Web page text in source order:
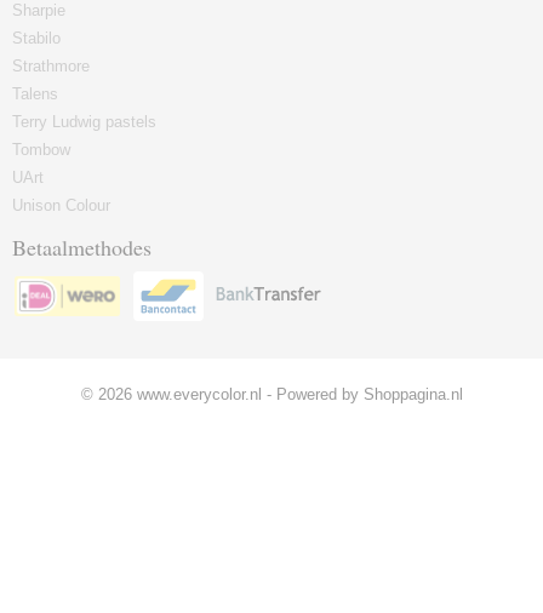
Sharpie
Stabilo
Strathmore
Talens
Terry Ludwig pastels
Tombow
UArt
Unison Colour
Betaalmethodes
© 2026 www.everycolor.nl - Powered by Shoppagina.nl